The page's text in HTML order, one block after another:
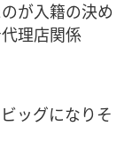
が入籍の決め
理店関係
ッグになりそ